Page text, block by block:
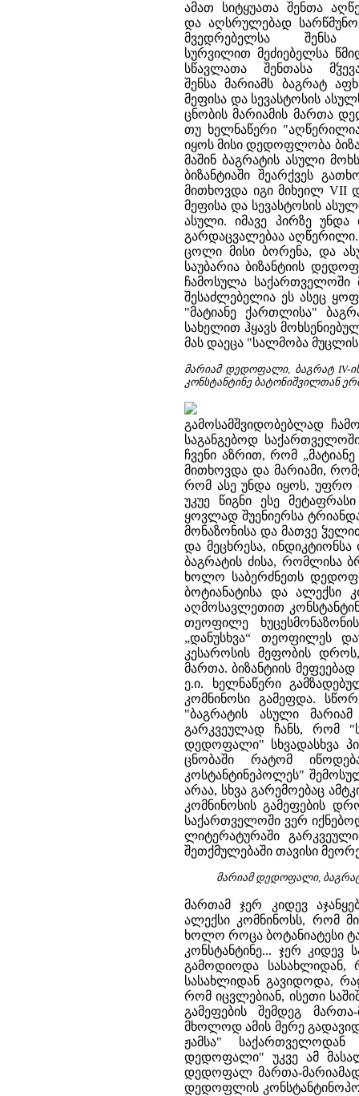
ამათ სიტყუათა შენთა
და აღსრულებად
მვედრებელსა
სურვილით მეძიებელსა
სწავლათა შენთასა
შენსა მარიამს ბაგრატ
მეფისა და სევასტოსის
ცნობის მარიამის მართა
თუ ხელნაწერი
იყოს მისი დედოფლობა
მაშინ ბაგრატის ასული
ბიზანტიაში შეარქვეს
მითხოვდა იგი მიხეილ VII
მეფისა და სევასტოსის
ასული. იმავე პირზე უნდა
გარდაცვალებაა
ცოლი მისი ბორენა, და
საუბარია ბიზანტიის
ჩამოსულა საქართველოში
შესაძლებელია ეს ასეც
"მატიანე ქართლისა"
სახელით ჰყავს
მას დაეცა "სალმობა
მარიამ დედოფალი, ბაგრატ IV-
კონსტანტინე ბატონიშვილთან
გამოსამშვიდობებლად
საგანგებოდ
ჩვენი აზრით, რომ
მითხოვდა და მარიამი,
რომ ასე უნდა იყოს, უფრო
უკუე წიგნი ესე
ყოვლად შუენიერსა
მონაზონისა და მათვე
და მეცხრესა,
ბაგრატის ძისა, რომლისა
ხოლო საბერძნეთს
ბოტიანატისა და ალექსი
აღმოსავლეთით
თეოფილე
„დანუსხვა“ თეოფილეს
კესაროსის მეფობის
მართა. ბიზანტიის
ე.ი. ხელნაწერი
კომნინოსი გამეფდა.
"ბაგრატის ასული
გარკვეულად ჩანს, რომ
დედოფალი" სხვადასხვა
ცნობაში რატომ
კოსტანტინეპოლეს"
არაა, სხვა გარემოებაც
კომნინოსის გამეფების
საქართველოში ვერ
ლიტერატურაში
შეთქმულებაში თავისი
მარიამ დედოფალი,
მართამ ჯერ კიდევ
ალექსი კომნინოსს, რომ
ხოლო როცა ბოტანიატესი
კონსტანტინე... ჯერ
გამოდიოდა სასახლიდან,
სასახლიდან გავიდოდა,
რომ იცვლებიან, ისეთი
გამეფების შემდეგ
მხოლოდ ამის მერე
ჟამსა"
დედოფალი" უკვე ამ
დედოფალ მართა-
დედოფლის